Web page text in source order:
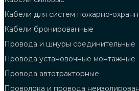
Кабели для систем пожарно-
Кабели бронированные
Провода и шнуры соединительные
Провода установочные монтажные
Провода автотракторные
Проволока и провода